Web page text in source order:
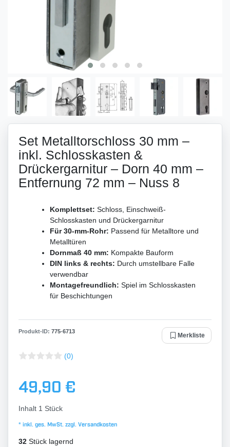
Set Metalltorschloss 30 mm –
inkl. Schlosskasten &
Drückergarnitur – Dorn 40 mm –
Entfernung 72 mm – Nuss 8
Komplettset: Schloss, Einschweiß-
Schlosskasten und Drückergarnitur
Für 30-mm-Rohr: Passend für Metalltore und
Metalltüren
Dornmaß 40 mm: Kompakte Bauform
DIN links & rechts: Durch umstellbare Falle
verwendbar
Montagefreundlich: Spiel im Schlosskasten
für Beschichtungen
Produkt-ID: 775-6713
Merkliste
(0)
49,90 €
Inhalt 1 Stück
* inkl. ges. MwSt. zzgl. Versandkosten
32 Stück lagernd